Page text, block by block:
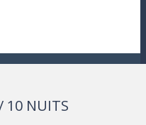
10 NUITS